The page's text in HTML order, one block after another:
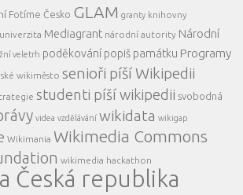
Fotíme Česko GLAM granty knihovny
Mediagrant národní autority Národní
veletrh poděkování popiš památku Programy
wikiměsto senioři píší Wikipedii
studenti píší wikipedii svobodná
videa vzdělávání wikidata wikigap
Wikimania Wikimedia Commons
wikimedia hackathon
Česká republika